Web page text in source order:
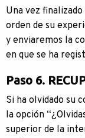
Una vez
orden de su
y enviaremos la
en que se ha
Paso 6.
Si ha olvidado su
la opción
superior de la